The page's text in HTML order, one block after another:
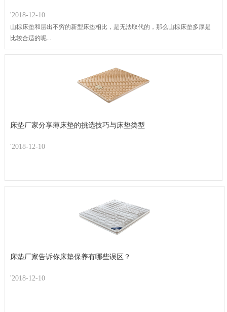
'2018-12-10
山棕床垫和层出不穷的新型床垫相比，是无法取代的，那么山棕床垫多厚是
比较合适的呢...
床垫厂家分享薄床垫的挑选技巧与床垫类型
'2018-12-10
床垫厂家告诉你床垫保养有哪些误区？
'2018-12-10